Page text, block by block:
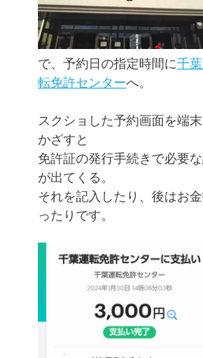
で、予約日の指定時間に千
転免許センターへ。
スクショした予約画面を端
かざすと
免許証の発行手続きで必要
が出てくる。
それを記入したり、後はお
ったりです。